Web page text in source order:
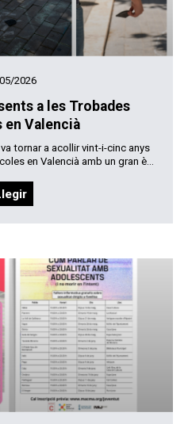
2026
a les Trobades
en Valencià
tornar a acollir vint-i-cinc anys
en Valencià amb un gran è...